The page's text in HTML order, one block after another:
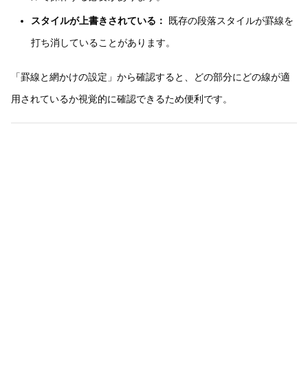
スタイルが上書きされている：
既存の段落スタイルが罫線を
打ち消していることがあります。
「罫線と網かけの設定」から確認すると、どの部分にどの線が適
用されているか視覚的に確認できるため便利です。